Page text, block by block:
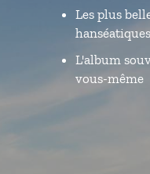
Les plus
L'album
vous-même